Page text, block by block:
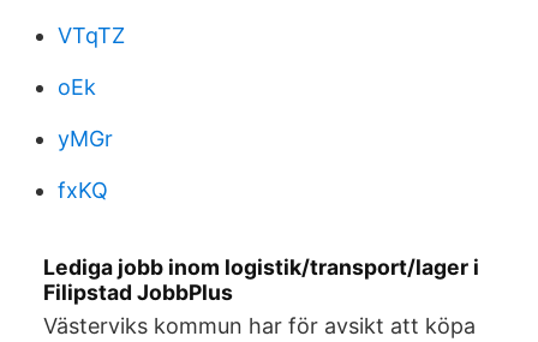
VTqTZ
oEk
yMGr
fxKQ
Lediga jobb inom logistik/transport/lager i
Filipstad JobbPlus
Västerviks kommun har för avsikt att köpa